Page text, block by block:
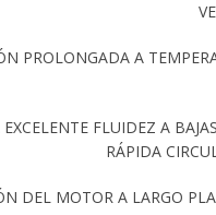
PROLONGADA A
FLUIDEZ A
RÁPIDA
DEL MOTOR A LARGO